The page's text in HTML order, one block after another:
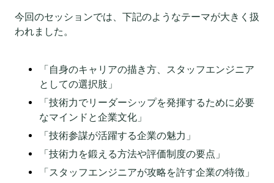
今回のセッションでは、下記のようなテーマが大きく扱
われました。
「自身のキャリアの描き方、スタッフエンジニア
としての選択肢」
「技術力でリーダーシップを発揮するために必要
なマインドと企業文化」
「技術参謀が活躍する企業の魅力」
「技術力を鍛える方法や評価制度の要点」
「スタッフエンジニアが攻略を許す企業の特徴」